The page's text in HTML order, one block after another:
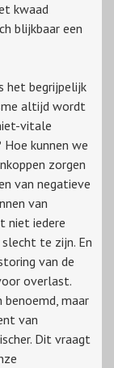
kwaad
blijkbaar een
het begrijpelijk
altijd wordt
vitale
kunnen we
zorgen
van negatieve
van
niet iedere
te zijn. En
van de
overlast.
maar
van
Dit vraagt